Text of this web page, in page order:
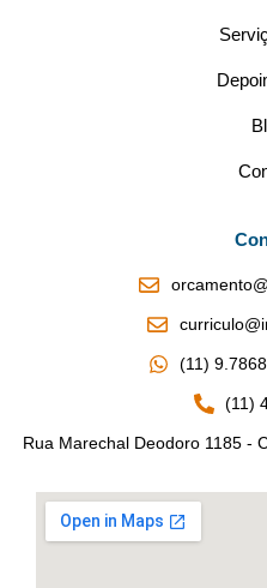
(11)
(11)
Rua Marechal Deodoro 1185 -